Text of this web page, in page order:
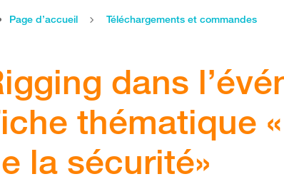
Page d’accueil Téléchargements et commandes
dans
thématique
la sécurité»